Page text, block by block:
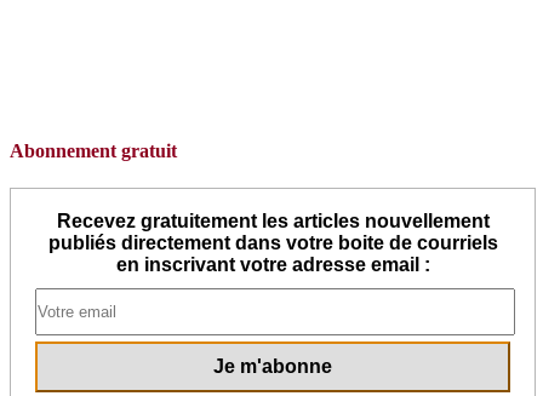
Abonnement gratuit
Recevez gratuitement les articles nouvellement
publiés directement dans votre boite de courriels
en inscrivant votre adresse email :